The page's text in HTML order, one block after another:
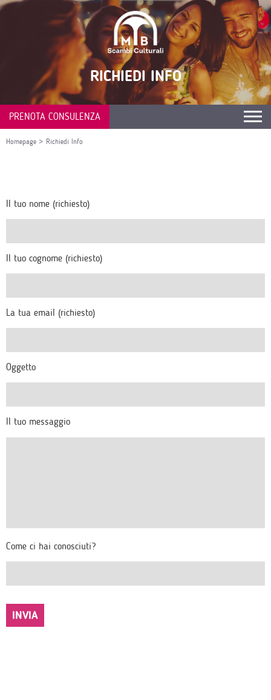
RICHIEDI INFO
PRENOTA CONSULENZA
Homepage > Richiedi Info
Il tuo nome (richiesto)
Il tuo cognome (richiesto)
La tua email (richiesto)
Oggetto
Il tuo messaggio
Come ci hai conosciuti?